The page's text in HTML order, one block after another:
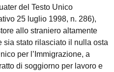
del Testo Unico
25 luglio 1998, n. 286),
allo straniero altamente
sia stato rilasciato il nulla osta
per l’Immigrazione, a
di soggiorno per lavoro e